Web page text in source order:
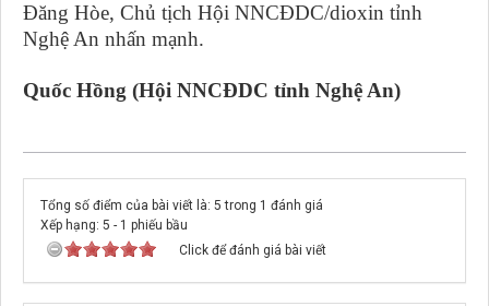
Đăng Hòe, Chủ tịch Hội NNCĐDC/dioxin tỉnh
Nghệ An nhấn mạnh.
Quốc Hồng (Hội NNCĐDC tỉnh Nghệ An)
Tổng số điểm của bài viết là: 5 trong 1 đánh giá
Xếp hạng: 5 - 1 phiếu bầu
Click để đánh giá bài viết